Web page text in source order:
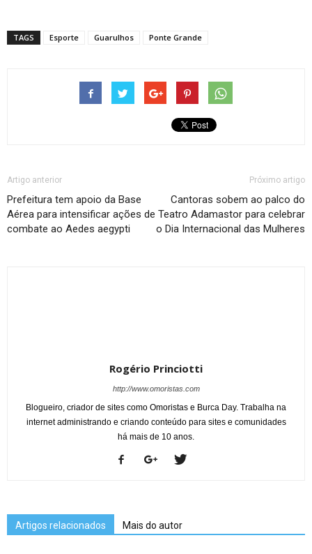
TAGS Esporte Guarulhos Ponte Grande
Artigo anterior
Prefeitura tem apoio da Base
Aérea para intensificar ações de
combate ao Aedes aegypti
Próximo artigo
Cantoras sobem ao palco do
Teatro Adamastor para celebrar
o Dia Internacional das Mulheres
Rogério Princiotti
http://www.omoristas.com
Blogueiro, criador de sites como Omoristas e Burca Day. Trabalha na
internet administrando e criando conteúdo para sites e comunidades
há mais de 10 anos.
Artigos relacionados Mais do autor